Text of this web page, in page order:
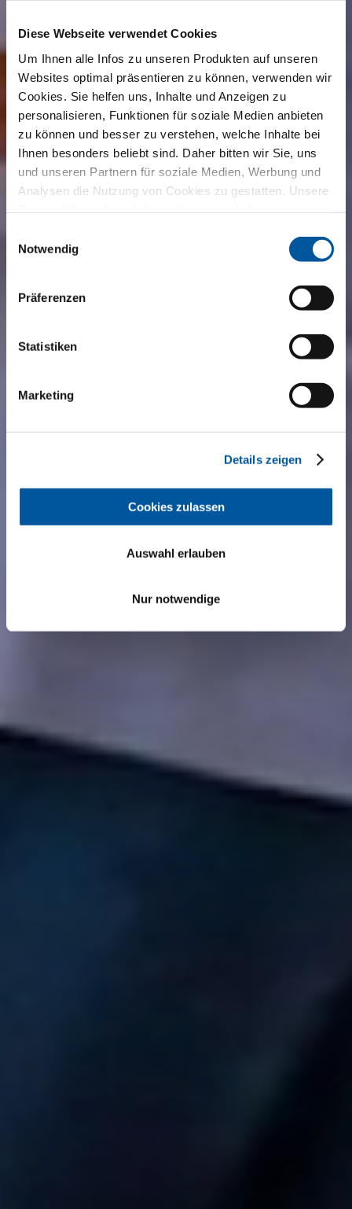
Diese Webseite verwendet Cookies
Um Ihnen alle Infos zu unseren Produkten auf unseren
Websites optimal präsentieren zu können, verwenden wir
Cookies. Sie helfen uns, Inhalte und Anzeigen zu
personalisieren, Funktionen für soziale Medien anbieten
zu können und besser zu verstehen, welche Inhalte bei
Ihnen besonders beliebt sind. Daher bitten wir Sie, uns
und unseren Partnern für soziale Medien, Werbung und
Analysen die Nutzung von Cookies zu gestatten. Unsere
haben oder die sie im Rahmen Ihrer Nutzung der Dienste
Notwendig
Präferenzen
Statistiken
Marketing
Details zeigen
Cookies zulassen
Auswahl erlauben
Nur notwendige